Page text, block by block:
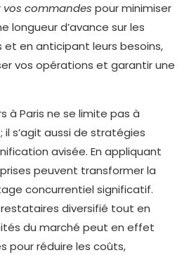
vos commandes pour minimiser
longueur d’avance sur les
en anticipant leurs besoins,
vos opérations et garantir une
à Paris ne se limite pas à
s’agit aussi de stratégies
avisée. En appliquant
peuvent transformer la
concurrentiel significatif.
diversifié tout en
du marché peut en effet
pour réduire les coûts,